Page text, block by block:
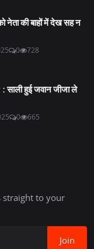
की बाहों में देख सह न
0 728
हुई जवान जीजा ले
0 665
straight to your
Join